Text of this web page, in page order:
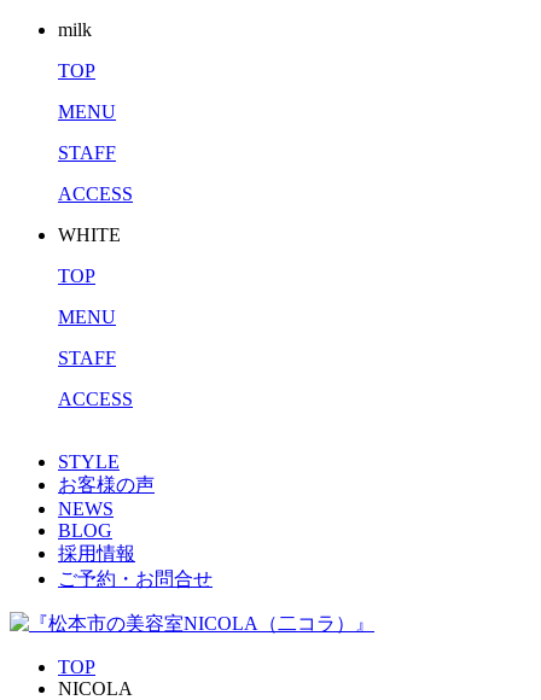
milk
TOP
MENU
STAFF
ACCESS
WHITE
TOP
MENU
STAFF
ACCESS
STYLE
お客様の声
NEWS
BLOG
採用情報
ご予約・お問合せ
TOP
NICOLA